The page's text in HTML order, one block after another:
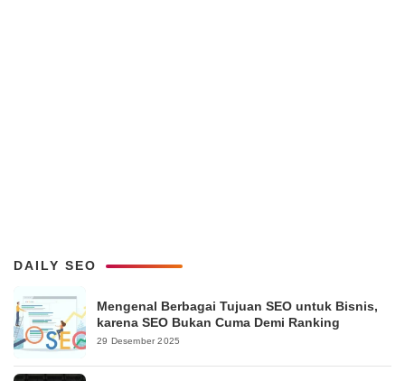
DAILY SEO
Mengenal Berbagai Tujuan SEO untuk Bisnis,
karena SEO Bukan Cuma Demi Ranking
29 Desember 2025